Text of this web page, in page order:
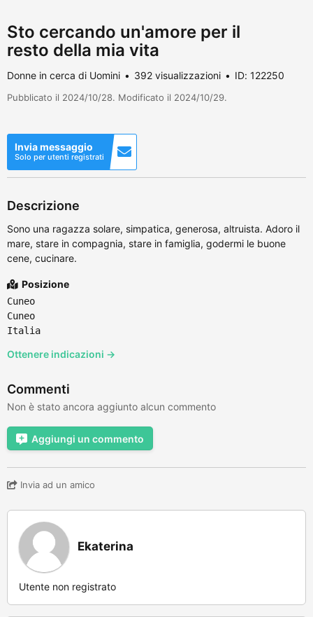
Sto cercando un'amore per il
resto della mia vita
Donne in cerca di Uomini 392 visualizzazioni ID: 122250
Pubblicato il 2024/10/28. Modificato il 2024/10/29.
Invia messaggio
Solo per utenti registrati
Descrizione
Sono una ragazza solare, simpatica, generosa, altruista. Adoro il
mare, stare in compagnia, stare in famiglia, godermi le buone
cene, cucinare.
Posizione
Cuneo
Cuneo
Italia
Ottenere indicazioni →
Commenti
Non è stato ancora aggiunto alcun commento
Aggiungi un commento
Invia ad un amico
Ekaterina
Utente non registrato